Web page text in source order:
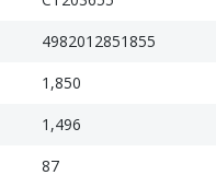
4982012851855
1,850
1,496
87